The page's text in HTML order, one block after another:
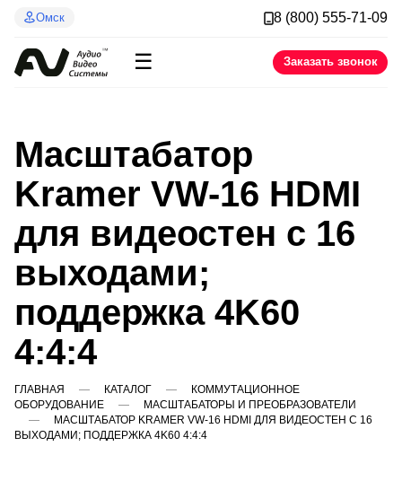
Омск 8 (800) 555-71-09
☰ Заказать звонок
Масштабатор
Kramer VW-16 HDMI
для видеостен с 16
выходами;
поддержка 4K60
4:4:4
ГЛАВНАЯ КАТАЛОГ
КОММУТАЦИОННОЕ
ОБОРУДОВАНИЕ
МАСШТАБАТОРЫ И ПРЕОБРАЗОВАТЕЛИ
МАСШТАБАТОР KRAMER VW-16 HDMI ДЛЯ ВИДЕОСТЕН С 16
ВЫХОДАМИ; ПОДДЕРЖКА 4K60 4:4:4